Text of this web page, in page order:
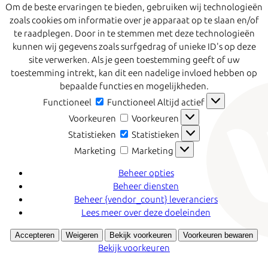
Om de beste ervaringen te bieden, gebruiken wij technologieën
zoals cookies om informatie over je apparaat op te slaan en/of
te raadplegen. Door in te stemmen met deze technologieën
kunnen wij gegevens zoals surfgedrag of unieke ID's op deze
site verwerken. Als je geen toestemming geeft of uw
toestemming intrekt, kan dit een nadelige invloed hebben op
bepaalde functies en mogelijkheden.
Functioneel
Functioneel Altijd actief
Voorkeuren
Voorkeuren
Statistieken
Statistieken
Marketing
Marketing
Beheer opties
Beheer diensten
Beheer {vendor_count} leveranciers
Lees meer over deze doeleinden
Accepteren Weigeren Bekijk voorkeuren Voorkeuren bewaren
Bekijk voorkeuren